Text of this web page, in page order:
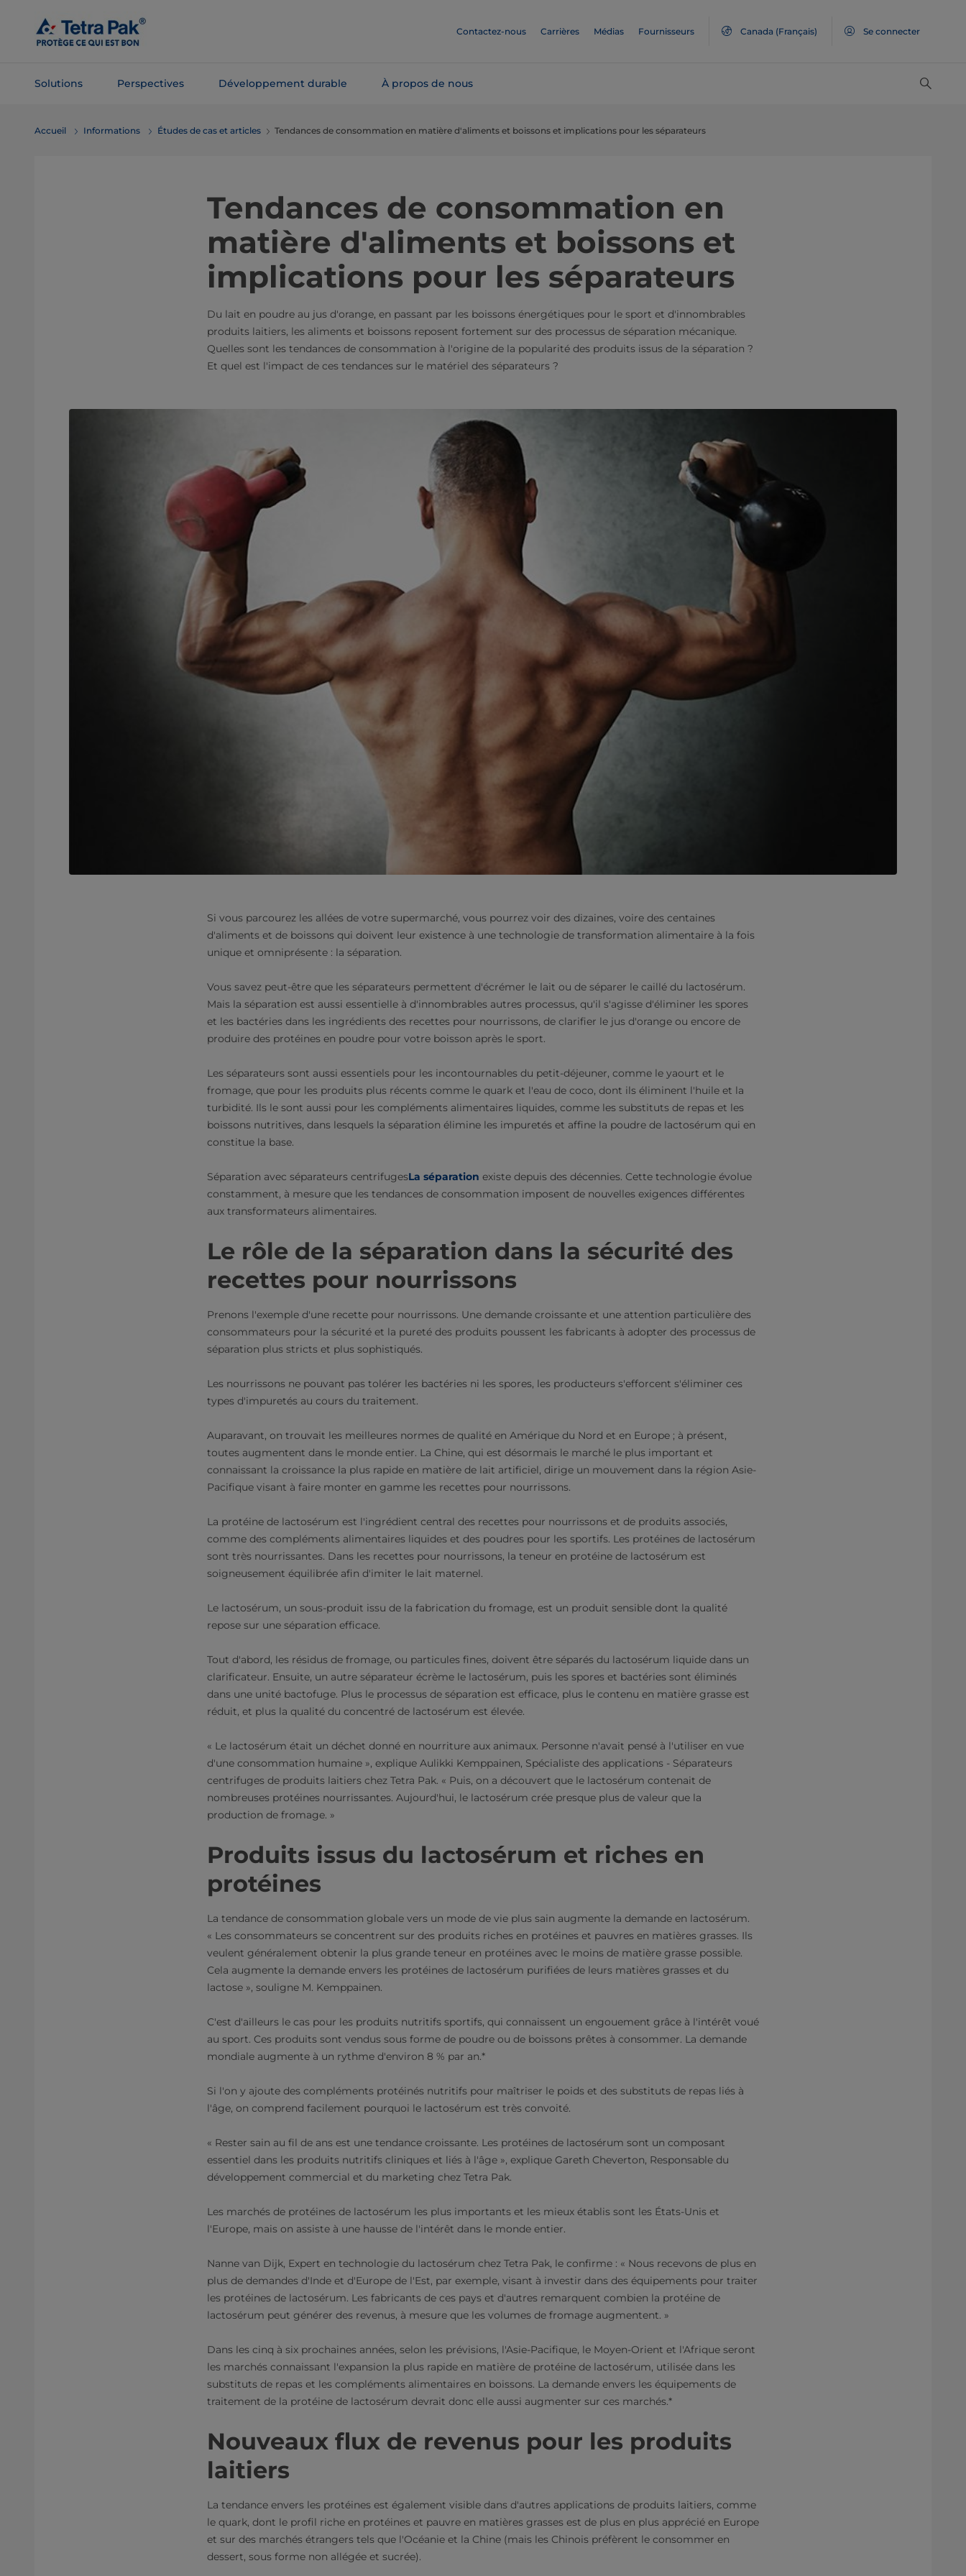
contenu
Contactez-nous Carrières Médias Fournisseurs Canada (Français) Se connecter
Solutions Perspectives Développement durable À propos de nous
navigation
Accueil Informations Études de cas et articles Tendances de consommation en matière d'aliments et boissons et implications pour les séparateurs
Tendances de consommation en
matière d'aliments et boissons et
implications pour les séparateurs
Du lait en poudre au jus d'orange, en passant par les boissons énergétiques pour le sport et d'innombrables
produits laitiers, les aliments et boissons reposent fortement sur des processus de séparation mécanique.
Quelles sont les tendances de consommation à l'origine de la popularité des produits issus de la séparation ?
Et quel est l'impact de ces tendances sur le matériel des séparateurs ?
Si vous parcourez les allées de votre supermarché, vous pourrez voir des dizaines, voire des centaines
d'aliments et de boissons qui doivent leur existence à une technologie de transformation alimentaire à la fois
unique et omniprésente : la séparation.
Vous savez peut-être que les séparateurs permettent d'écrémer le lait ou de séparer le caillé du lactosérum.
Mais la séparation est aussi essentielle à d'innombrables autres processus, qu'il s'agisse d'éliminer les spores
et les bactéries dans les ingrédients des recettes pour nourrissons, de clarifier le jus d'orange ou encore de
produire des protéines en poudre pour votre boisson après le sport.
Les séparateurs sont aussi essentiels pour les incontournables du petit-déjeuner, comme le yaourt et le
fromage, que pour les produits plus récents comme le quark et l'eau de coco, dont ils éliminent l'huile et la
turbidité. Ils le sont aussi pour les compléments alimentaires liquides, comme les substituts de repas et les
boissons nutritives, dans lesquels la séparation élimine les impuretés et affine la poudre de lactosérum qui en
constitue la base.
Séparation avec séparateurs centrifugesLa séparation existe depuis des décennies. Cette technologie évolue
constamment, à mesure que les tendances de consommation imposent de nouvelles exigences différentes
aux transformateurs alimentaires.
Le rôle de la séparation dans la sécurité des
recettes pour nourrissons
Prenons l'exemple d'une recette pour nourrissons. Une demande croissante et une attention particulière des
consommateurs pour la sécurité et la pureté des produits poussent les fabricants à adopter des processus de
séparation plus stricts et plus sophistiqués.
Les nourrissons ne pouvant pas tolérer les bactéries ni les spores, les producteurs s'efforcent s'éliminer ces
types d'impuretés au cours du traitement.
Auparavant, on trouvait les meilleures normes de qualité en Amérique du Nord et en Europe ; à présent,
toutes augmentent dans le monde entier. La Chine, qui est désormais le marché le plus important et
connaissant la croissance la plus rapide en matière de lait artificiel, dirige un mouvement dans la région Asie-
Pacifique visant à faire monter en gamme les recettes pour nourrissons.
La protéine de lactosérum est l'ingrédient central des recettes pour nourrissons et de produits associés,
comme des compléments alimentaires liquides et des poudres pour les sportifs. Les protéines de lactosérum
sont très nourrissantes. Dans les recettes pour nourrissons, la teneur en protéine de lactosérum est
soigneusement équilibrée afin d'imiter le lait maternel.
Le lactosérum, un sous-produit issu de la fabrication du fromage, est un produit sensible dont la qualité
repose sur une séparation efficace.
Tout d'abord, les résidus de fromage, ou particules fines, doivent être séparés du lactosérum liquide dans un
clarificateur. Ensuite, un autre séparateur écrème le lactosérum, puis les spores et bactéries sont éliminés
dans une unité bactofuge. Plus le processus de séparation est efficace, plus le contenu en matière grasse est
réduit, et plus la qualité du concentré de lactosérum est élevée.
« Le lactosérum était un déchet donné en nourriture aux animaux. Personne n'avait pensé à l'utiliser en vue
d'une consommation humaine », explique Aulikki Kemppainen, Spécialiste des applications - Séparateurs
centrifuges de produits laitiers chez Tetra Pak. « Puis, on a découvert que le lactosérum contenait de
nombreuses protéines nourrissantes. Aujourd'hui, le lactosérum crée presque plus de valeur que la
production de fromage. »
Produits issus du lactosérum et riches en
protéines
La tendance de consommation globale vers un mode de vie plus sain augmente la demande en lactosérum.
« Les consommateurs se concentrent sur des produits riches en protéines et pauvres en matières grasses. Ils
veulent généralement obtenir la plus grande teneur en protéines avec le moins de matière grasse possible.
Cela augmente la demande envers les protéines de lactosérum purifiées de leurs matières grasses et du
lactose », souligne M. Kemppainen.
C'est d'ailleurs le cas pour les produits nutritifs sportifs, qui connaissent un engouement grâce à l'intérêt voué
au sport. Ces produits sont vendus sous forme de poudre ou de boissons prêtes à consommer. La demande
mondiale augmente à un rythme d'environ 8 % par an.*
Si l'on y ajoute des compléments protéinés nutritifs pour maîtriser le poids et des substituts de repas liés à
l'âge, on comprend facilement pourquoi le lactosérum est très convoité.
« Rester sain au fil de ans est une tendance croissante. Les protéines de lactosérum sont un composant
essentiel dans les produits nutritifs cliniques et liés à l'âge », explique Gareth Cheverton, Responsable du
développement commercial et du marketing chez Tetra Pak.
Les marchés de protéines de lactosérum les plus importants et les mieux établis sont les États-Unis et
l'Europe, mais on assiste à une hausse de l'intérêt dans le monde entier.
Nanne van Dijk, Expert en technologie du lactosérum chez Tetra Pak, le confirme : « Nous recevons de plus en
plus de demandes d'Inde et d'Europe de l'Est, par exemple, visant à investir dans des équipements pour traiter
les protéines de lactosérum. Les fabricants de ces pays et d'autres remarquent combien la protéine de
lactosérum peut générer des revenus, à mesure que les volumes de fromage augmentent. »
Dans les cinq à six prochaines années, selon les prévisions, l'Asie-Pacifique, le Moyen-Orient et l'Afrique seront
les marchés connaissant l'expansion la plus rapide en matière de protéine de lactosérum, utilisée dans les
substituts de repas et les compléments alimentaires en boissons. La demande envers les équipements de
traitement de la protéine de lactosérum devrait donc elle aussi augmenter sur ces marchés.*
Nouveaux flux de revenus pour les produits
laitiers
La tendance envers les protéines est également visible dans d'autres applications de produits laitiers, comme
le quark, dont le profil riche en protéines et pauvre en matières grasses est de plus en plus apprécié en Europe
et sur des marchés étrangers tels que l'Océanie et la Chine (mais les Chinois préfèrent le consommer en
dessert, sous forme non allégée et sucrée).